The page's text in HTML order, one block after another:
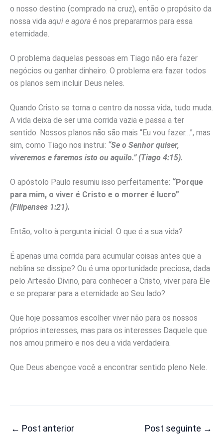
o nosso destino (comprado na cruz), então o propósito da
nossa vida aqui e agora é nos prepararmos para essa
eternidade.
O problema daquelas pessoas em Tiago não era fazer
negócios ou ganhar dinheiro. O problema era fazer todos
os planos sem incluir Deus neles.
Quando Cristo se torna o centro da nossa vida, tudo muda.
A vida deixa de ser uma corrida vazia e passa a ter
sentido. Nossos planos não são mais “Eu vou fazer…”, mas
sim, como Tiago nos instrui: “Se o Senhor quiser,
viveremos e faremos isto ou aquilo.” (Tiago 4:15).
O apóstolo Paulo resumiu isso perfeitamente: “Porque
para mim, o viver é Cristo e o morrer é lucro”
(Filipenses 1:21).
Então, volto à pergunta inicial: O que é a sua vida?
É apenas uma corrida para acumular coisas antes que a
neblina se dissipe? Ou é uma oportunidade preciosa, dada
pelo Artesão Divino, para conhecer a Cristo, viver para Ele
e se preparar para a eternidade ao Seu lado?
Que hoje possamos escolher viver não para os nossos
próprios interesses, mas para os interesses Daquele que
nos amou primeiro e nos deu a vida verdadeira.
Que Deus abençoe você a encontrar sentido pleno Nele.
← Post anterior Post seguinte →